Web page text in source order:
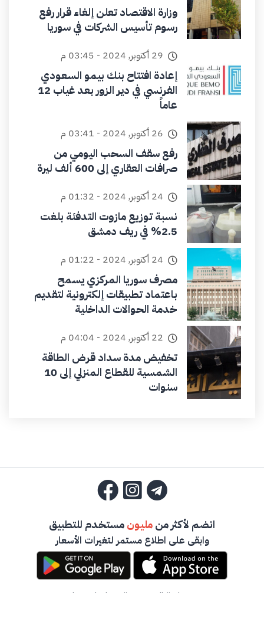
وزارة الاقتصاد تعلن إلغاء قرار رفع
رسوم تأسيس الشركات في سوريا
29 أكتوبر, 2024 - 03:45 م
إعادة افتتاح بنك بيمو السعودي
الفرنسي في دير الزور بعد غياب 12
عاماً
26 أكتوبر, 2024 - 03:41 م
رفع سقف السحب اليومي من
صرافات العقاري إلى 600 ألف ليرة
24 أكتوبر, 2024 - 01:32 م
نسبة توزيع مازوت التدفئة بلغت
2.5% في ريف دمشق
24 أكتوبر, 2024 - 01:22 م
مصرف سوريا المركزي يسمح
باعتماد تطبيقات إلكترونية لتقديم
خدمة الحوالات الداخلية
22 أكتوبر, 2024 - 04:04 م
تخفيض مدة سداد قرض الطاقة
الشمسية للقطاع المنزلي إلى 10
سنوات
انضم لأكثر منمليونمستخدم للتطبيق
وابقى على اطلاع مستمر لتغيرات الأسعار
سياسة الخصوصية
تواصل معنا